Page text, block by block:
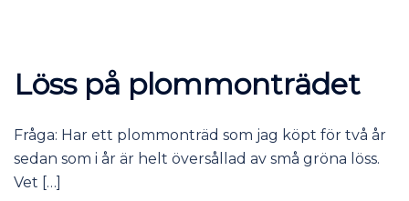
Löss på plommonträdet
Fråga: Har ett plommonträd som jag köpt för två år
sedan som i år är helt översållad av små gröna löss.
Vet […]